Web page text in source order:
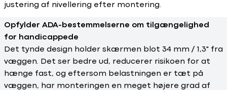
justering af nivellering efter montering.
Opfylder ADA-bestemmelserne om tilgængelighed
for handicappede
Det tynde design holder skærmen blot 34 mm / 1,3" fra
væggen. Det ser bedre ud, reducerer risikoen for at
hænge fast, og eftersom belastningen er tæt på
væggen, har monteringen en meget højere grad af